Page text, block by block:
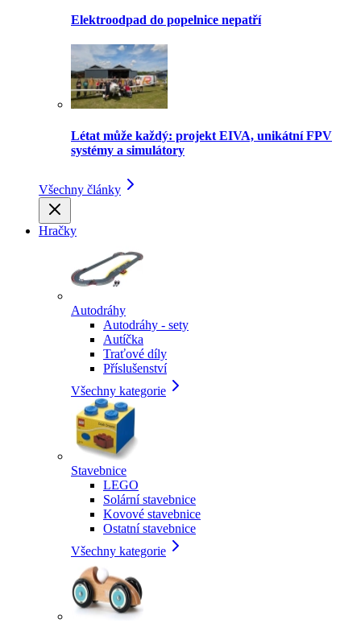
Elektroodpad do popelnice nepatří
Létat může každý: projekt EIVA, unikátní FPV
systémy a simulátory
Všechny články
Hračky
Autodráhy
Autodráhy - sety
Autíčka
Traťové díly
Příslušenství
Všechny kategorie
Stavebnice
LEGO
Solární stavebnice
Kovové stavebnice
Ostatní stavebnice
Všechny kategorie